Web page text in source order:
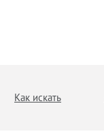
Как искать